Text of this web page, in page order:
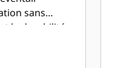
sans
la durabilité.